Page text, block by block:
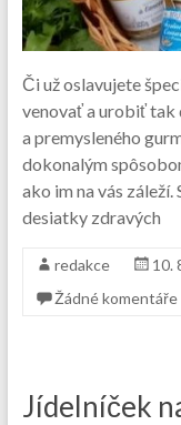
Či už oslavujete
venovať a urobiť tak
a premysleného
dokonalým
ako im na vás
desiatky zdravých
redakce 10.
Žádné komentáře
Jídelníček